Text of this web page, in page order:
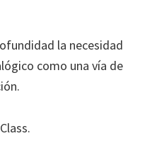
la necesidad
como una vía de